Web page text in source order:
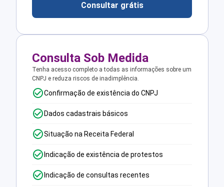
Consultar grátis
Consulta Sob Medida
Tenha acesso completo a todas as informações sobre um
CNPJ e reduza riscos de inadimplência.
Confirmação de existência do CNPJ
Dados cadastrais básicos
Situação na Receita Federal
Indicação de existência de protestos
Indicação de consultas recentes